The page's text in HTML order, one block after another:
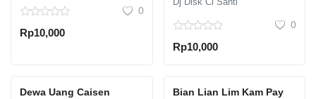
0
Rp10,000
0
Rp10,000
Dewa Uang Caisen
Bian Lian Lim Kam Pay